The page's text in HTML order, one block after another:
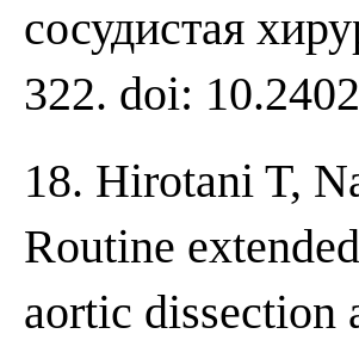
сосудистая
322. doi:
18. Hirotani T,
Routine
aortic dissection